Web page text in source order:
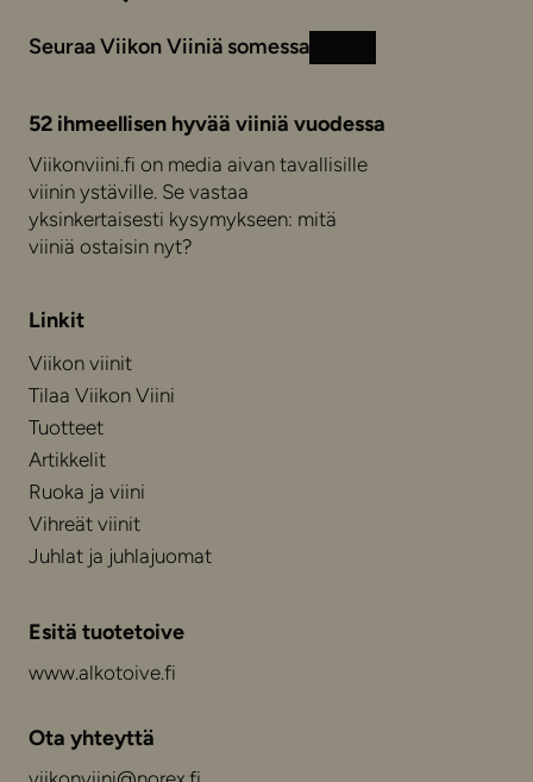
Seuraa Viikon Viiniä somessa
52 ihmeellisen hyvää viiniä vuodessa
Viikonviini.fi on media aivan tavallisille
viinin ystäville. Se vastaa
yksinkertaisesti kysymykseen: mitä
viiniä ostaisin nyt?
Linkit
Viikon viinit
Tilaa Viikon Viini
Tuotteet
Artikkelit
Ruoka ja viini
Vihreät viinit
Juhlat ja juhlajuomat
Esitä tuotetoive
www.alkotoive.fi
Ota yhteyttä